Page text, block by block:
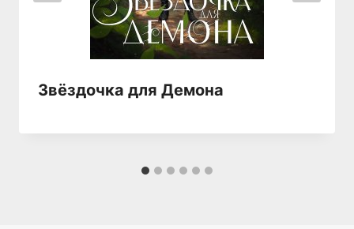
Звёздочка для Демона